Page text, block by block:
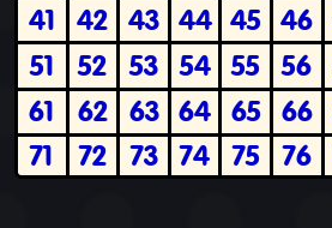
41 42 43 44 45 46
51
52 53 54 55 56
61
62 63 64 65 66
71
72 73 74 75 76